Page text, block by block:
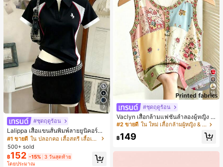
7
#ชุดฤดูร้อน
Lalippa เสื้อแขนสั้นพิมพ์ลายยูนิคอร์นล
ายทางสีตัดกันสำหรับผู้หญิง สไตล์วิทย
าลัย
#1 ขายดี
ใน ปลอกคอ เสื้อสตรี เสื้อเบลาส์ & Tee
500+ sold
฿152 -15% 3 วันสุดท้าย
โดยประมาณ
16
#ชุดฤดูร้อน
Vaclyn เสื้อกล้ามแฟชั่นลำลองผู้หญิง ล
ายแพตช์เวิร์ก แขนกุด คอกลม ติดกระดุ
#2 ขายดี ใน ใหม่ เสื้อกล้ามผู้หญิง & Camis
฿149